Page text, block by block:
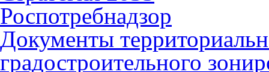
Роспотребнадзор
Документы
градостроительного